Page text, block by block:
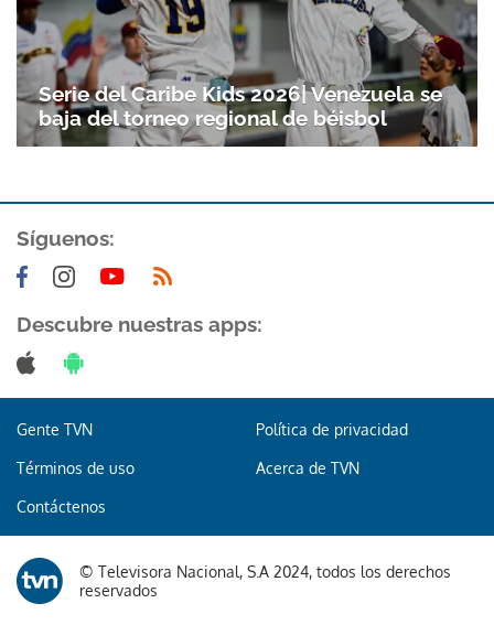
Gracias por suscribirte a nuestro boletín.
Serie del Caribe Kids 2026| Venezuela se
baja del torneo regional de béisbol
Síguenos:
Descubre nuestras apps:
Gente TVN Política de privacidad
Términos de uso Acerca de TVN
Contáctenos
© Televisora Nacional, S.A 2024, todos los derechos
reservados